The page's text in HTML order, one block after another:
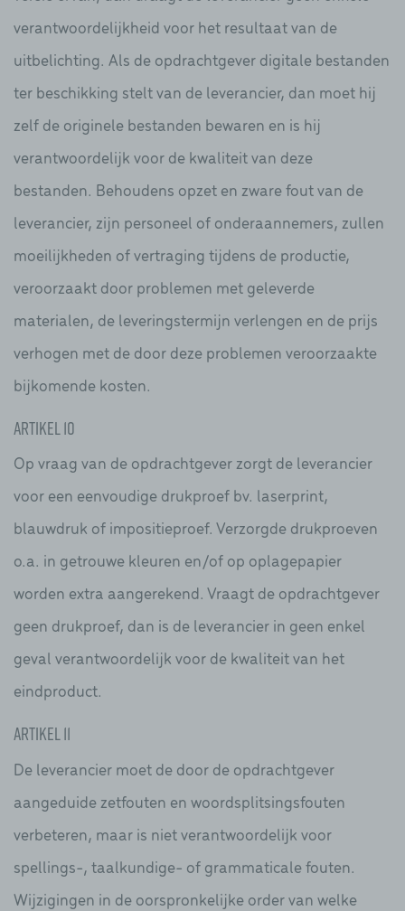
verantwoordelijkheid voor het resultaat van de
uitbelichting. Als de opdrachtgever digitale bestanden
ter beschikking stelt van de leverancier, dan moet hij
zelf de originele bestanden bewaren en is hij
verantwoordelijk voor de kwaliteit van deze
bestanden. Behoudens opzet en zware fout van de
leverancier, zijn personeel of onderaannemers, zullen
moeilijkheden of vertraging tijdens de productie,
veroorzaakt door problemen met geleverde
materialen, de leveringstermijn verlengen en de prijs
verhogen met de door deze problemen veroorzaakte
bijkomende kosten.
Artikel 10
Op vraag van de opdrachtgever zorgt de leverancier
voor een eenvoudige drukproef bv. laserprint,
blauwdruk of impositieproef. Verzorgde drukproeven
o.a. in getrouwe kleuren en/of op oplagepapier
worden extra aangerekend. Vraagt de opdrachtgever
geen drukproef, dan is de leverancier in geen enkel
geval verantwoordelijk voor de kwaliteit van het
eindproduct.
Artikel 11
De leverancier moet de door de opdrachtgever
aangeduide zetfouten en woordsplitsingsfouten
verbeteren, maar is niet verantwoordelijk voor
spellings-, taalkundige- of grammaticale fouten.
Wijzigingen in de oorspronkelijke order van welke